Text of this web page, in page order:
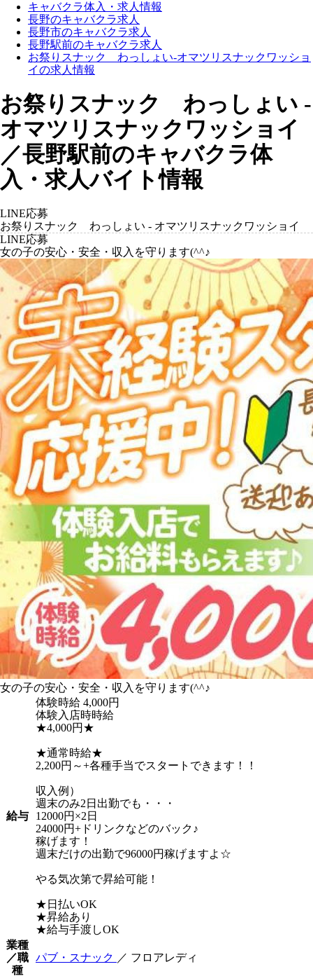
キャバクラ体入・求人情報
長野のキャバクラ求人
長野市のキャバクラ求人
長野駅前のキャバクラ求人
お祭りスナック わっしょい-オマツリスナックワッショ
イの求人情報
お祭りスナック わっしょい -
オマツリスナックワッショイ
／長野駅前のキャバクラ体
入・求人バイト情報
LINE応募
お祭りスナック わっしょい - オマツリスナックワッショイ
LINE応募
女の子の安心・安全・収入を守ります(^^♪
女の子の安心・安全・収入を守ります(^^♪
給与
体験時給 4,000円
体験入店時時給
★4,000円★
★通常時給★
2,200円～+各種手当でスタートできます！！
収入例）
週末のみ2日出勤でも・・・
12000円×2日
24000円+ドリンクなどのバック♪
稼げます！
週末だけの出勤で96000円稼げますよ☆
やる気次第で昇給可能！
★日払いOK
★昇給あり
★給与手渡しOK
業種
／職
種
パブ・スナック ／ フロアレディ